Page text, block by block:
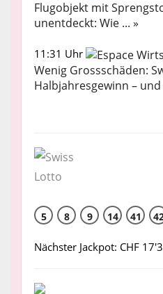
Flugobjekt mit
unentdeckt: Wie ... »
11:31 Uhr
Wenig Grossschäden:
Halbjahresgewinn – und
5 8 9 14 41
Nächster Jackpot: CHF